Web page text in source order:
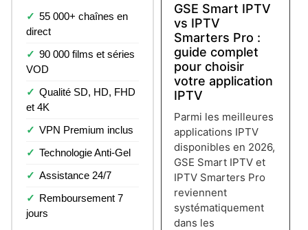
55 000+ chaînes en
direct
90 000 films et séries
VOD
Qualité SD, HD, FHD
et 4K
VPN Premium inclus
Technologie Anti-Gel
Assistance 24/7
Remboursement 7
jours
GSE Smart IPTV
vs IPTV
Smarters Pro :
guide complet
pour choisir
votre application
IPTV
Parmi les meilleures
applications IPTV
disponibles en 2026,
GSE Smart IPTV et
IPTV Smarters Pro
reviennent
systématiquement
dans les